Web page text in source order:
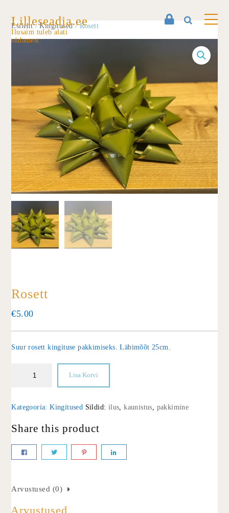
Lilleseadja.ee
Ilusaim tuleb alati
südamest
Esileht/Kingitused/ Rosett
Rosett
€5.00
Suur rosett kingituse pakkimiseks. Läbimõõt 25cm.
Lisa Korvi
Kategooria:Kingitused Sildid: ilus,kaunistus, pakkimine
Share this product
Arvustused (0)
Arvustused